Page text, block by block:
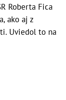
Roberta Fica
ako aj z
Uviedol to na